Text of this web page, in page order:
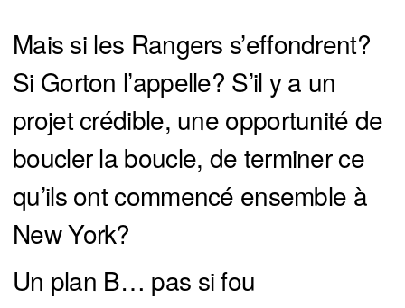
Mais si les Rangers s’effondrent?
Si Gorton l’appelle? S’il y a un
projet crédible, une opportunité de
boucler la boucle, de terminer ce
qu’ils ont commencé ensemble à
New York?
Un plan B… pas si fou